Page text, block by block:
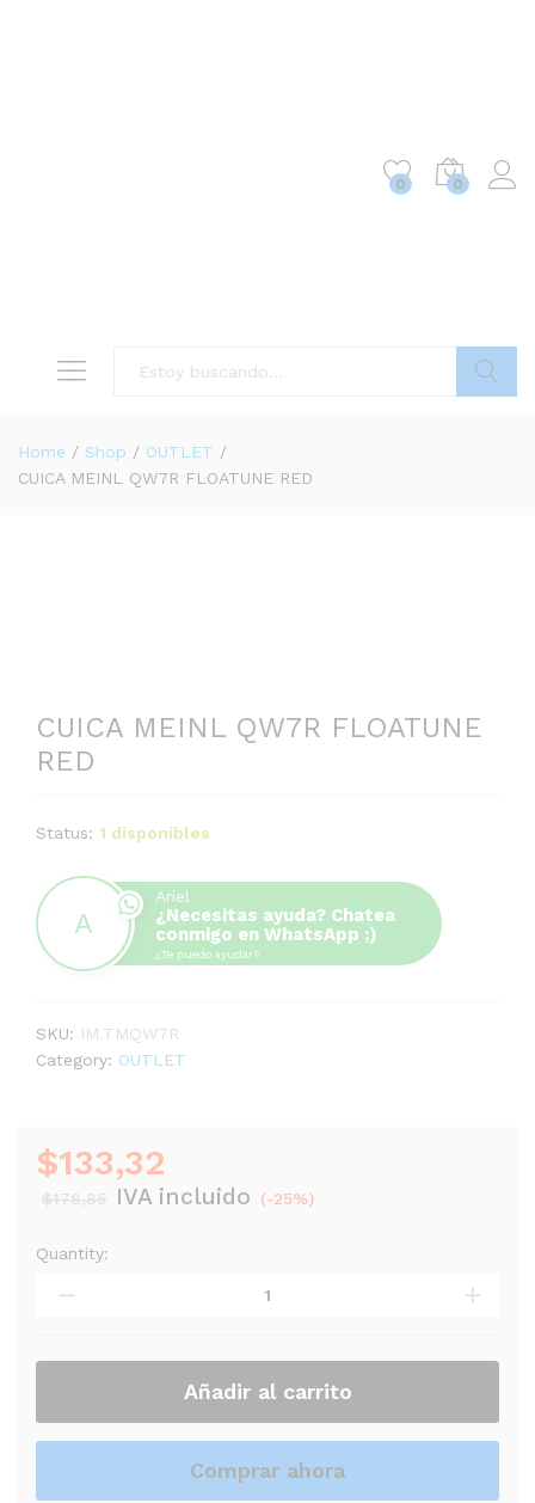
0 0
Home / Shop / OUTLET /
CUICA MEINL QW7R FLOATUNE RED
CUICA MEINL QW7R FLOATUNE
RED
Status: 1 disponibles
Ariel
¿Necesitas ayuda? Chatea
conmigo en WhatsApp ;)
¿Te puedo ayudar?
SKU: IM.TMQW7R
Category: OUTLET
$133,32
$178,85 IVA incluido (-25%)
CUICA
RED
Quantity:
Añadir al carrito
Comprar ahora